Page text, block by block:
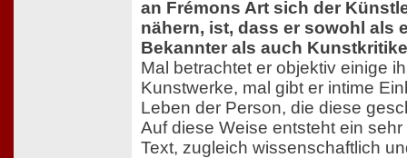
an Frémons Art sich der
nähern, ist, dass er sowohl als
Bekannter als auch
Mal betrachtet er objektiv einige
Kunstwerke, mal gibt er intime
Leben der Person, die diese
Auf diese Weise entsteht ein
Text, zugleich wissenschaftlich